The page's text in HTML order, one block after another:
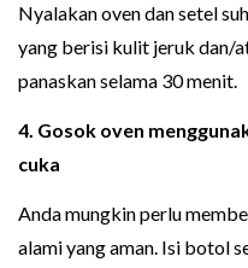
Nyalakan oven dan setel
yang berisi kulit jeruk dan/
panaskan selama 30 menit.
4. Gosok oven
cuka
Anda mungkin perlu
alami yang aman. Isi botol